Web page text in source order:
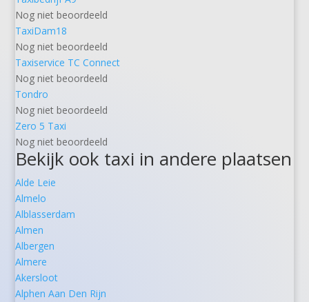
Nog niet beoordeeld
TaxiDam18
Nog niet beoordeeld
Taxiservice TC Connect
Nog niet beoordeeld
Tondro
Nog niet beoordeeld
Zero 5 Taxi
Nog niet beoordeeld
Bekijk ook taxi in andere plaatsen
Alde Leie
Almelo
Alblasserdam
Almen
Albergen
Almere
Akersloot
Alphen Aan Den Rijn